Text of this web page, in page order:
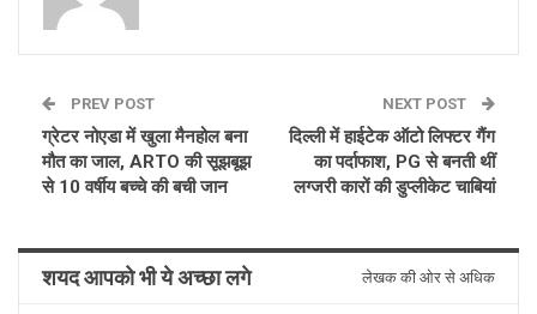
PREV POST
ग्रेटर नोएडा में खुला मैनहोल बना
मौत का जाल, ARTO की सूझबूझ
से 10 वर्षीय बच्चे की बची जान
NEXT POST
दिल्ली में हाईटेक ऑटो लिफ्टर गैंग
का पर्दाफाश, PG से बनती थीं
लग्जरी कारों की डुप्लीकेट चाबियां
शयद आपको भी ये अच्छा लगे लेखक की ओर से अधिक